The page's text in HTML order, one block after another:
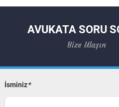
AVUKATA SORU
Bize Ulaşın
İsminiz*